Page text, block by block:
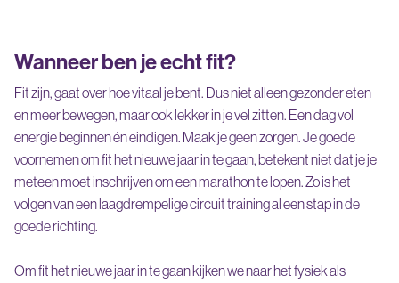
Wanneer ben je echt fit?
Fit zijn, gaat over hoe vitaal je bent. Dus niet alleen gezonder eten
en meer bewegen, maar ook lekker in je vel zitten. Een dag vol
energie beginnen én eindigen. Maak je geen zorgen. Je goede
voornemen om fit het nieuwe jaar in te gaan, betekent niet dat je je
meteen moet inschrijven om een marathon te lopen. Zo is het
volgen van een laagdrempelige circuit training al een stap in de
goede richting.
Om fit het nieuwe jaar in te gaan kijken we naar het fysiek als